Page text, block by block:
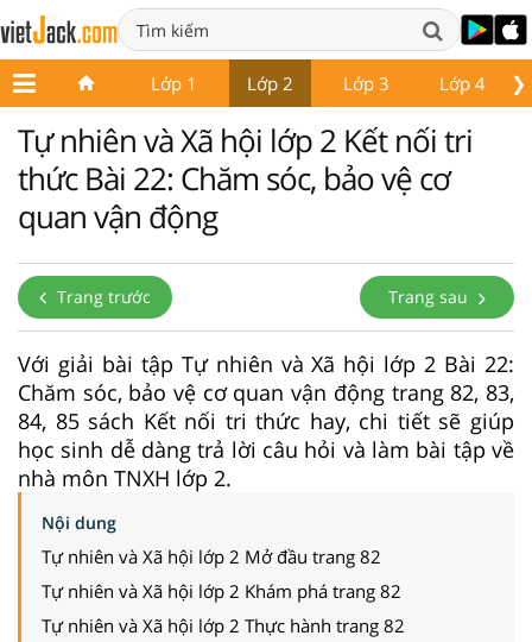
❯
Lớp 1 Lớp 2 Lớp 3 Lớp 4
Tự nhiên và Xã hội lớp 2 Kết nối tri
thức Bài 22: Chăm sóc, bảo vệ cơ
quan vận động
Trang trước Trang sau
Với giải bài tập Tự nhiên và Xã hội lớp 2 Bài 22:
Chăm sóc, bảo vệ cơ quan vận động trang 82, 83,
84, 85 sách Kết nối tri thức hay, chi tiết sẽ giúp
học sinh dễ dàng trả lời câu hỏi và làm bài tập về
nhà môn TNXH lớp 2.
Nội dung
Tự nhiên và Xã hội lớp 2 Mở đầu trang 82
Tự nhiên và Xã hội lớp 2 Khám phá trang 82
Tự nhiên và Xã hội lớp 2 Thực hành trang 82